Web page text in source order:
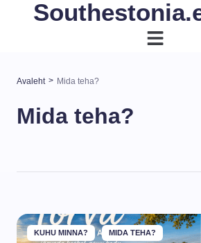
Avaleht > Mida teha?
Mida teha?
KUHU MINNA? MIDA TEHA?